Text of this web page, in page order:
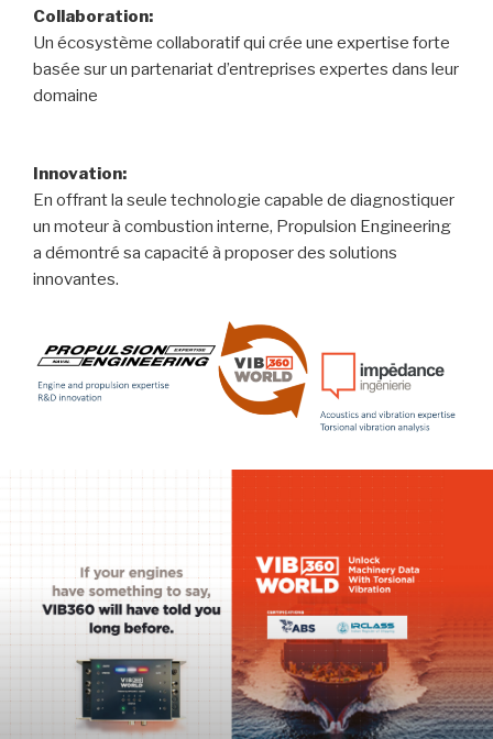
Collaboration:
Un écosystème collaboratif qui crée une expertise forte
basée sur un partenariat d’entreprises expertes dans leur
domaine
Innovation:
En offrant la seule technologie capable de diagnostiquer
un moteur à combustion interne, Propulsion Engineering
a démontré sa capacité à proposer des solutions
innovantes.